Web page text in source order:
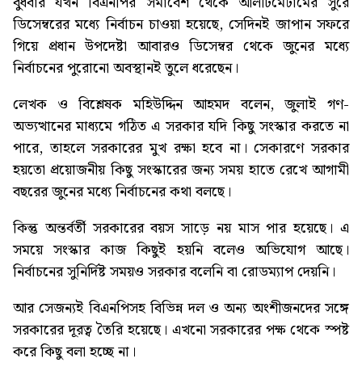
ডিসেম্বরের মধ্যে নির্বাচন চাওয়া হয়েছে, সেদিনই জাপান সফরে
গিয়ে প্রধান উপদেষ্টা আবারও ডিসেম্বর থেকে জুনের মধ্যে
নির্বাচনের পুরোনো অবস্থানই তুলে ধরেছেন।
লেখক ও বিশ্লেষক মহিউদ্দিন আহমদ বলেন, জুলাই গণ-
অভ্যত্থানের মাধ্যমে গঠিত এ সরকার যদি কিছু সংস্কার করতে না
পারে, তাহলে সরকারের মুখ রক্ষা হবে না। সেকারণে সরকার
হয়তো প্রয়োজনীয় কিছু সংস্কারের জন্য সময় হাতে রেখে আগামী
বছরের জুনের মধ্যে নির্বাচনের কথা বলছে।
কিন্তু অন্তর্বর্তী সরকারের বয়স সাড়ে নয় মাস পার হয়েছে। এ
সময়ে সংস্কার কাজ কিছুই হয়নি বলেও অভিযোগ আছে।
নির্বাচনের সুনির্দিষ্ট সময়ও সরকার বলেনি বা রোডম্যাপ দেয়নি।
আর সেজন্যই বিএনপিসহ বিভিন্ন দল ও অন্য অংশীজনদের সঙ্গে
সরকারের দূরত্ব তৈরি হয়েছে। এখনো সরকারের পক্ষ থেকে স্পষ্ট
করে কিছু বলা হচ্ছে না।